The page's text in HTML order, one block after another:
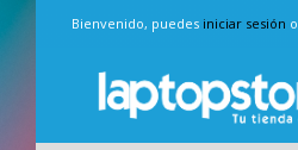
Bienvenido, puedes iniciar sesión o